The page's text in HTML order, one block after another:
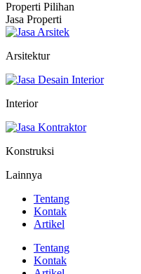
Properti Pilihan
Jasa Properti
Arsitektur
Interior
Konstruksi
Lainnya
Tentang
Kontak
Artikel
Tentang
Kontak